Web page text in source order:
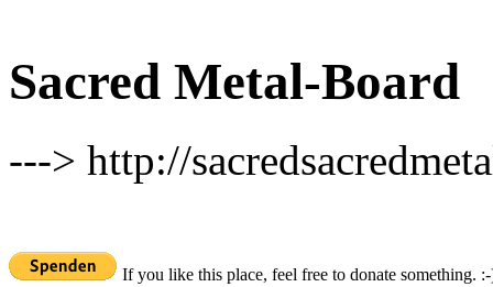
Sacred Metal-Board
---> http://
If you like this place, feel free to donate something.